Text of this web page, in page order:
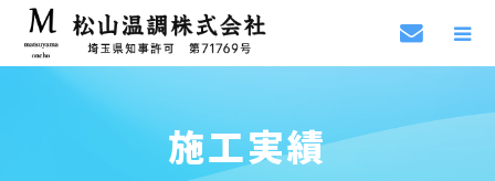
施工実績